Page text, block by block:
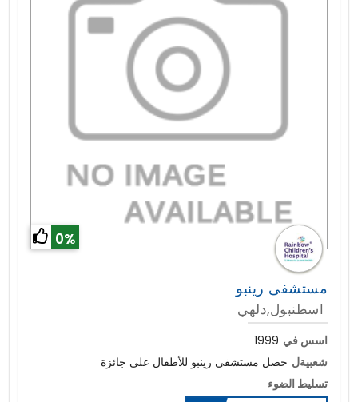
0%
مستشفى رينبو
اسطنبول,دلهي
اسس في 1999
شعبيةل حصل مستشفى رينبو للأطفال على جائزة
تسليط الضوء